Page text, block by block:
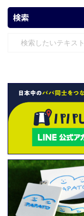
検索